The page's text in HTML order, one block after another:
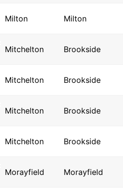
Milton Milton
Mitchelton Brookside
Mitchelton Brookside
Mitchelton Brookside
Mitchelton Brookside
Morayfield Morayfield